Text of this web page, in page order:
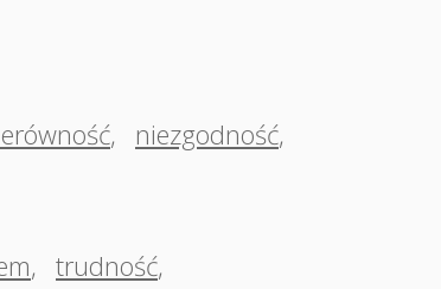
, niezgodność,
, trudność,